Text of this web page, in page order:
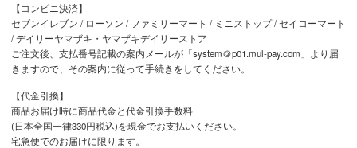
【コンビニ決済】
セブンイレブン / ローソン / ファミリーマート / ミニストップ / セイコーマート
/ デイリーヤマザキ・ヤマザキデイリーストア
ご注文後、支払番号記載の案内メールが「system＠p01.mul-pay.com」より届
きますので、その案内に従って手続きをしてください。
【代金引換】
商品お届け時に商品代金と代金引換手数料
(日本全国一律330円税込)を現金でお支払いください。
宅急便でのお届けに限ります。